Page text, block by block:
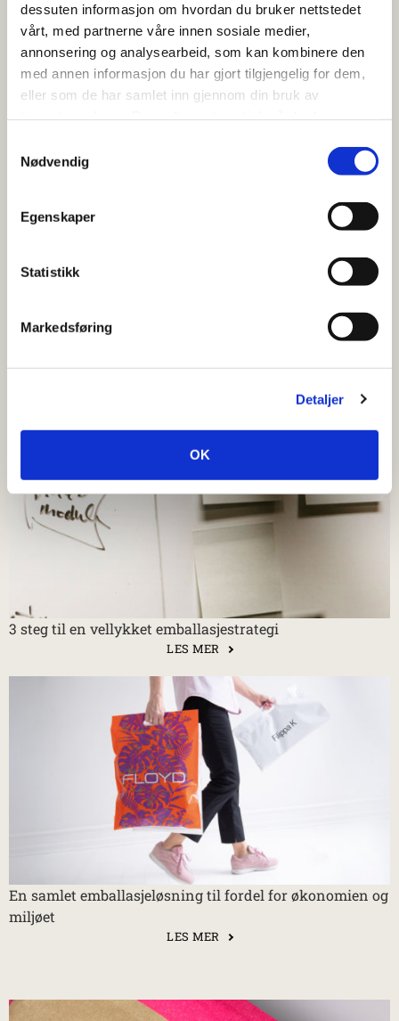
dessuten informasjon om hvordan du bruker nettstedet
vårt, med partnerne våre innen sosiale medier,
annonsering og analysearbeid, som kan kombinere den
med annen informasjon du har gjort tilgjengelig for dem,
eller som de har samlet inn gjennom din bruk av
Nødvendig
Egenskaper
Statistikk
Markedsføring
Detaljer
OK
3 steg til en vellykket emballasjestrategi
LES MER
En samlet emballasjeløsning til fordel for økonomien og
miljøet
LES MER